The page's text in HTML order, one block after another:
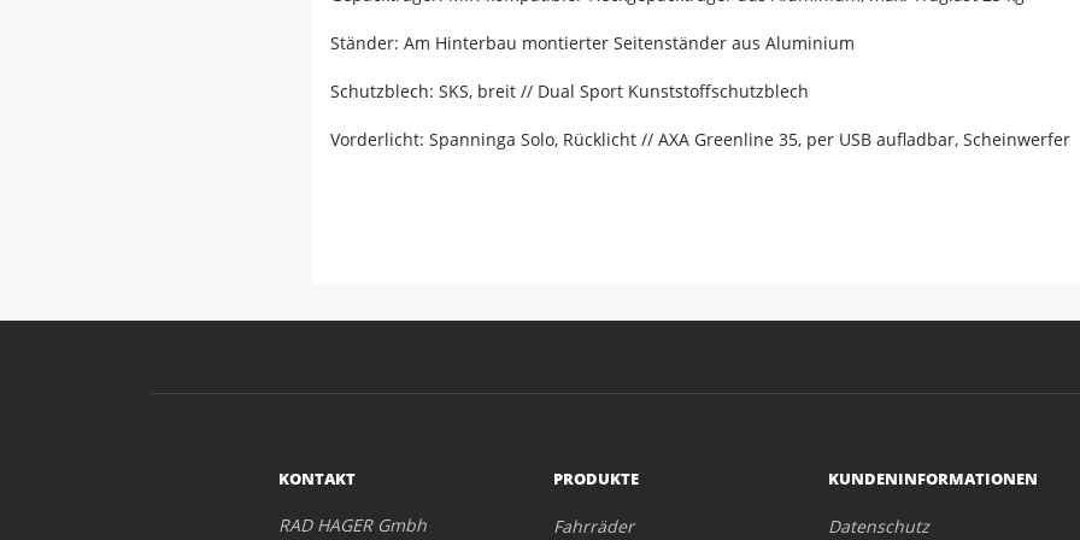
Ständer: Am Hinterbau montierter Seitenständer aus Aluminium
Schutzblech: SKS, breit // Dual Sport Kunststoffschutzblech
Vorderlicht: Spanninga Solo, Rücklicht // AXA Greenline 35, per USB aufladbar, Scheinwerfer
KONTAKT
RAD HAGER Gmbh
PRODUKTE
Fahrräder
KUNDENINFORMATIONEN
Datenschutz